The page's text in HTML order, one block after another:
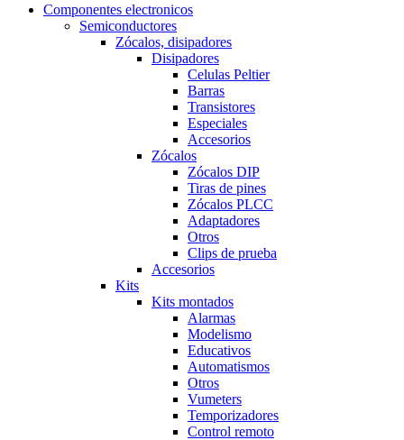
Componentes electronicos
Semiconductores
Zócalos, disipadores
Disipadores
Celulas Peltier
Barras
Transistores
Especiales
Accesorios
Zócalos
Zócalos DIP
Tiras de pines
Zócalos PLCC
Adaptadores
Otros
Clips de prueba
Accesorios
Kits
Kits montados
Alarmas
Modelismo
Educativos
Automatismos
Otros
Vumeters
Temporizadores
Control remoto